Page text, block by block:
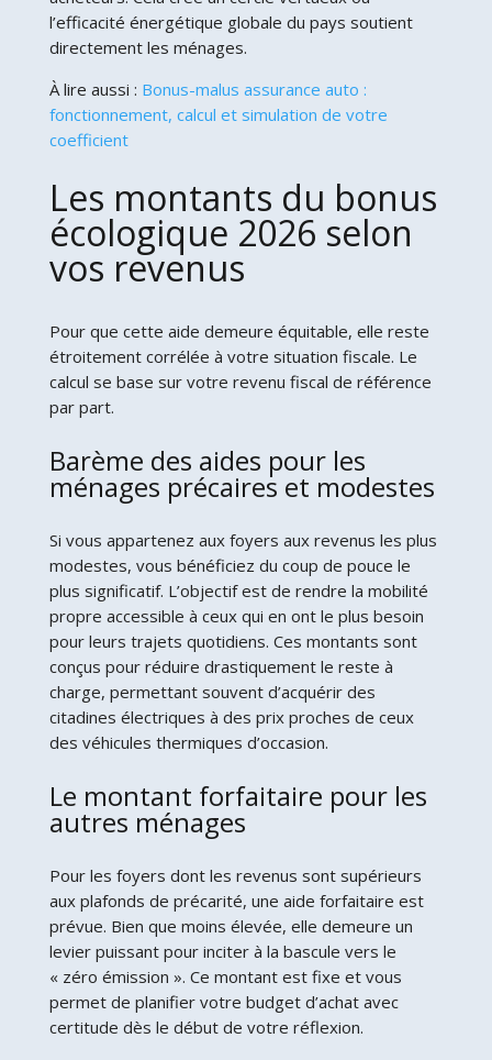
l’efficacité énergétique globale du pays soutient
directement les ménages.
À lire aussi : Bonus-malus assurance auto :
fonctionnement, calcul et simulation de votre
coefficient
Les montants du bonus
écologique 2026 selon
vos revenus
Pour que cette aide demeure équitable, elle reste
étroitement corrélée à votre situation fiscale. Le
calcul se base sur votre revenu fiscal de référence
par part.
Barème des aides pour les
ménages précaires et modestes
Si vous appartenez aux foyers aux revenus les plus
modestes, vous bénéficiez du coup de pouce le
plus significatif. L’objectif est de rendre la mobilité
propre accessible à ceux qui en ont le plus besoin
pour leurs trajets quotidiens. Ces montants sont
conçus pour réduire drastiquement le reste à
charge, permettant souvent d’acquérir des
citadines électriques à des prix proches de ceux
des véhicules thermiques d’occasion.
Le montant forfaitaire pour les
autres ménages
Pour les foyers dont les revenus sont supérieurs
aux plafonds de précarité, une aide forfaitaire est
prévue. Bien que moins élevée, elle demeure un
levier puissant pour inciter à la bascule vers le
« zéro émission ». Ce montant est fixe et vous
permet de planifier votre budget d’achat avec
certitude dès le début de votre réflexion.